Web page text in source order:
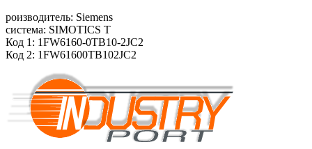
роизводитель: Siemens
система: SIMOTICS T
Код 1: 1FW6160-0TB10-2JC2
Код 2: 1FW61600TB102JC2